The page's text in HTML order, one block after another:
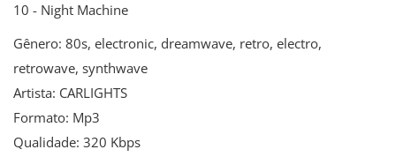
10 - Night Machine
Gênero: 80s, electronic, dreamwave, retro, electro,
retrowave, synthwave
Artista: CARLIGHTS
Formato: Mp3
Qualidade: 320 Kbps